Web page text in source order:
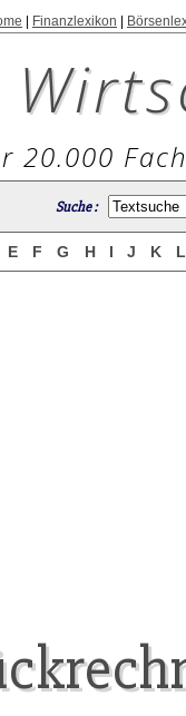
Finanzlexikon
20.000
Suche :
E F G H I J K